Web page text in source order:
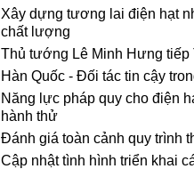
Xây dựng tương lai điện hạt
chất lượng
Thủ tướng Lê Minh Hưng tiếp
Hàn Quốc - Đối tác tin cậy
Năng lực pháp quy cho điện
hành thử
Đánh giá toàn cảnh quy trình
Cập nhật tình hình triển khai